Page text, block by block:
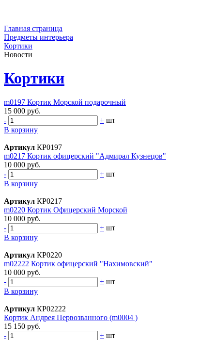
Главная страница
Предметы интерьера
Кортики
Новости
Кортики
m0197 Кортик Морской подарочный
15 000 руб.
-
+ шт
В корзину
Артикул КР0197
m0217 Кортик офицерский "Адмирал Кузнецов"
10 000 руб.
-
+ шт
В корзину
Артикул КР0217
m0220 Кортик Офицерский Морской
10 000 руб.
-
+ шт
В корзину
Артикул КР0220
m02222 Кортик офицерский "Нахимовский"
10 000 руб.
-
+ шт
В корзину
Артикул КР02222
Кортик Андрея Первозванного (m0004 )
15 150 руб.
-
+ шт